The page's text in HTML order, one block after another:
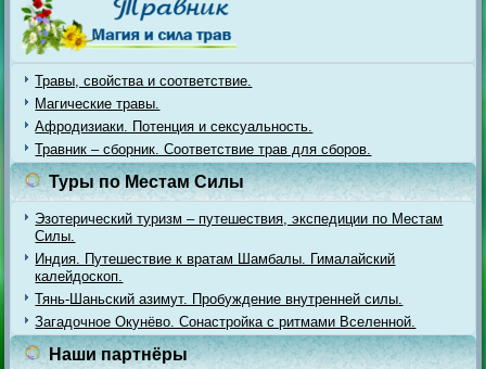
Травы, свойства и соответствие.
Магические травы.
Афродизиаки. Потенция и сексуальность.
Травник – сборник. Соответствие трав для сборов.
Туры по Местам Силы
Эзотерический туризм – путешествия, экспедиции по Местам
Силы.
Индия. Путешествие к вратам Шамбалы. Гималайский
калейдоскоп.
Тянь-Шаньский азимут. Пробуждение внутренней силы.
Загадочное Окунёво. Сонастройка с ритмами Вселенной.
Наши партнёры